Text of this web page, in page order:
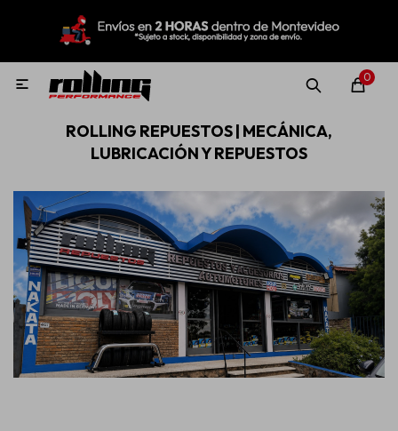
0

ROLLING REPUESTOS | MECÁNICA,
LUBRICACIÓN Y REPUESTOS
MI CUENTA
Nuevo! Rolling Repuestos
Neumáticos
Llantas
Lubricantes
Aditivos